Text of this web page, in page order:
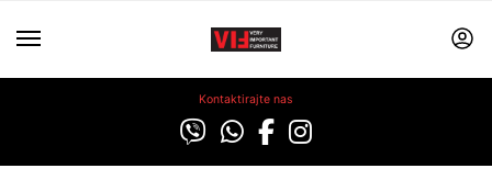
Kontaktirajte nas